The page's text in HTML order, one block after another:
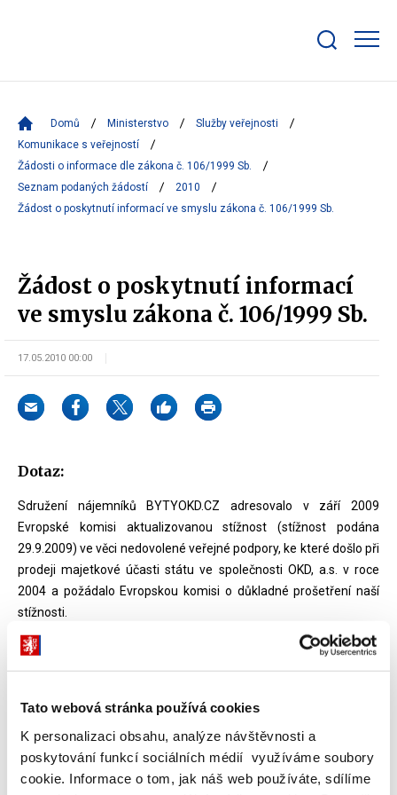
Tato webová stránka používá cookies
K personalizaci obsahu, analýze návštěvnosti a
poskytování funkcí sociálních médií využíváme soubory
cookie. Informace o tom, jak náš web používáte, sdílíme
bar
Domů Ministerstvo
Služby veřejnosti
Komunikace s veřejností
Žádosti o informace dle zákona č. 106/1999 Sb.
Seznam podaných žádostí
2010
Žádost o poskytnutí informací ve smyslu zákona č. 106/1999 Sb.
Žádost o poskytnutí informací
ve smyslu zákona č. 106/1999 Sb.
17.05.2010 00:00
Dotaz:
Sdružení nájemníků BYTYOKD.CZ adresovalo v září 2009
Evropské komisi aktualizovanou stížnost (stížnost podána
29.9.2009) ve věci nedovolené veřejné podpory, ke které došlo při
prodeji majetkové účasti státu ve společnosti OKD, a.s. v roce
2004 a požádalo Evropskou komisi o důkladné prošetření naší
stížnosti.
Dle našich informací Evropská komise v této věci již komunikuje s
Ministerstvem financí.
Žádám Vás proto na základě zákona o svobodném přístupu k
informacím o zaslání veškeré korespondence Ministerstva
financí s Evropskou komisí v této záležitosti (ve věci prošetřování
naší stížnosti) od září 2009, zvláště pak veškeré korespondence